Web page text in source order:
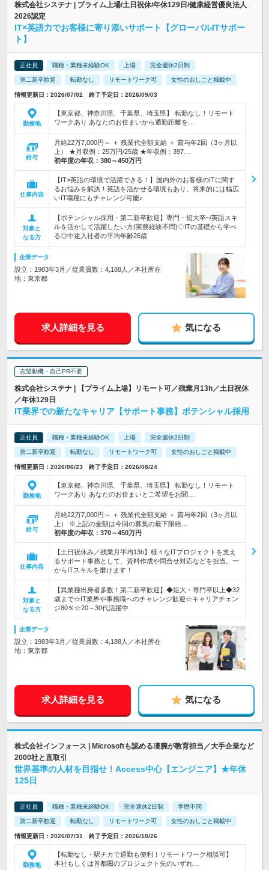
株式会社システナ | プライム上場/土日祝休/年休129日/健康経営優良法人
2026認定
IT×英語力でお客様に寄り添いサポート【グローバルITサポー
ト】
正社員 職種・業種未経験OK 上場 完全週休2日制
第二新卒歓迎 転勤なし リモートワーク可 女性のおしごと掲載中
情報更新日：2026/07/02 終了予定日：2026/09/03
勤務地
【東京都、神奈川県、千葉県、埼玉県】 転勤なし！リモート
ワークあり あなたのお住まいから通勤距離を…
給与
月給22万7,000円～ ＋ 残業代全額支給 ＋ 賞与年2回（3ヶ月以
上） ★月収例：25万円/25歳 ★年収例：397…
初年度の年収： 380～450万円
仕事内容
【IT×英語の環境で活躍できる！】国内外のお客様のITに関す
るお悩みを解決！英語を活かせる環境もあり、将来的には幅広
いIT職種にもチャレンジ可能♪
対象と
なる方
【ポテンシャル採用・第二新卒歓迎】専門・短大卒~/英語スキ
ルを活かして活躍したい方(実務経験不問)◇ITの基礎から学べ
る◎中途入社者の平均年齢26歳
企業データ
設立：1983年3月／従業員数：4,188人／本社所在
地：東京都
求人詳細を見る 気になる
志望動機・自己PR不要
株式会社システナ | 【プライム上場】リモート可／残業月13h／土日祝休
／年休129日
IT業界での新たなキャリア【サポート事務】ポテンシャル採用
正社員 職種・業種未経験OK 上場 完全週休2日制
第二新卒歓迎 転勤なし リモートワーク可 女性のおしごと掲載中
情報更新日：2026/06/23 終了予定日：2026/08/24
勤務地
【東京都、神奈川県、千葉県、埼玉県】 転勤なし！リモート
ワークあり あなたのお住まいとご希望をお聞…
給与
月給22万7,000円～ ＋ 残業代全額支給 ＋ 賞与年2回（3ヶ月以
上） ※上記の金額は今回の募集の最下限給…
初年度の年収： 370～450万円
仕事内容
【土日祝休み／残業月平均13h】様々なITプロジェクトを支え
るサポート事務として、資料作成や問合せ対応などを担当。一
からITスキルを磨けます！
対象と
なる方
【異業種出身者多数！第二新卒歓迎】◆短大・専門卒以上◆32
歳まで☆IT業界や事務職へのチャレンジ歓迎☆キャリアチェン
ジ80％☆20～30代活躍中
企業データ
設立：1983年3月／従業員数：4,188人／本社所在
地：東京都
求人詳細を見る 気になる
株式会社インフォース | Microsoftも認める凄腕が教育担当／大手企業など
2000社と直取引
世界基準の人材を目指せ！Access中心【エンジニア】★年休
125日
正社員 職種・業種未経験OK 完全週休2日制 学歴不問
第二新卒歓迎 転勤なし リモートワーク可 女性のおしごと掲載中
情報更新日：2026/07/31 終了予定日：2026/10/26
勤務地
【転勤なし・駅チカで通勤も便利！リモートワーク相談可】
本社もしくは首都圏のプロジェクト先のいずれ…